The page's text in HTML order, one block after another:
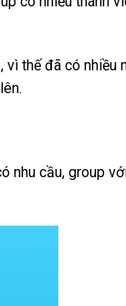
vì thế đã có nhiều
nhu cầu, group